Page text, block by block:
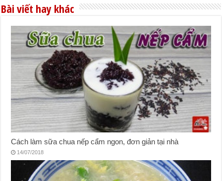
Bài viết hay khác
Cách làm sữa chua nếp cẩm ngon, đơn giản tại nhà
14/07/2018